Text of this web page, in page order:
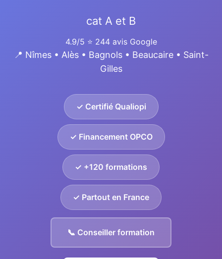
cat A et B
4.9/5 ⭐ 244 avis Google
📍 Nîmes • Alès • Bagnols • Beaucaire • Saint-
Gilles
✓ Certifié Qualiopi
✓ Financement OPCO
✓ +120 formations
✓ Partout en France
📞 Conseiller formation